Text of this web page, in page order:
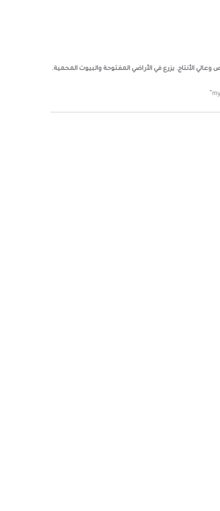
يزرع في الأراضي المفتوحة والبيوت المحمية.